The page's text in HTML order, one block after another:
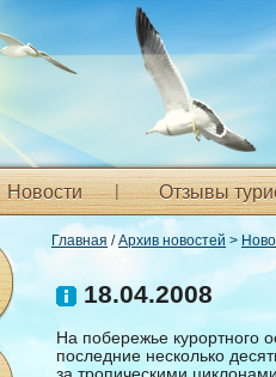
Новости Отзывы
Главная /Архив новостей >
18.04.2008
На побережье курортного
последние несколько